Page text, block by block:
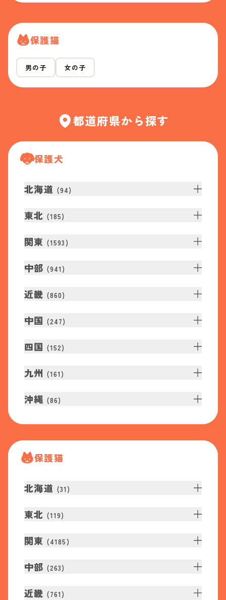
保護猫
男の子 女の子
都道府県から探す
保護犬
北海道 (94)
東北 (185)
関東 (1593 )
中部 (941 )
近畿 (860)
中国 (247)
四国 (152)
九州 (161 )
沖縄 (86)
保護猫
北海道 (31 )
東北 (119)
関東 (4185 )
中部 (263)
近畿 (761 )